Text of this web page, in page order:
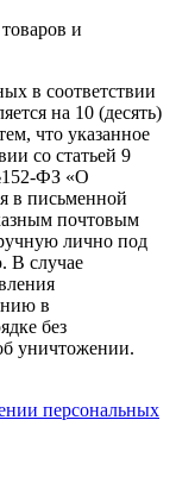
и
в соответствии
на 10 (десять)
что указанное
со статьей 9
ФЗ «О
в письменной
почтовым
лично под
В случае
в
без
уничтожении.
персональных